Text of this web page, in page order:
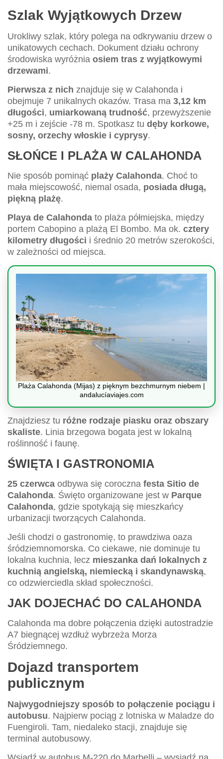
Szlak Wyjątkowych Drzew
Urokliwy szlak, który polega na odkrywaniu drzew o
unikatowych cechach. Dokument działu ochrony
środowiska wyróżnia osiem tras z wyjątkowymi
drzewami.
Pierwsza z nich znajduje się w Calahonda i
obejmuje 7 unikalnych okazów. Trasa ma 3,12 km
długości, umiarkowaną trudność, przewyższenie
+25 m i zejście -78 m. Spotkasz tu dęby korkowe,
sosny, orzechy włoskie i cyprysy.
SŁOŃCE I PLAŻA W CALAHONDA
Nie sposób pominąć plaży Calahonda. Choć to
mała miejscowość, niemal osada, posiada długą,
piękną plażę.
Playa de Calahonda to plaża półmiejska, między
portem Cabopino a plażą El Bombo. Ma ok. cztery
kilometry długości i średnio 20 metrów szerokości,
w zależności od miejsca.
Plaża Calahonda (Mijas) z pięknym bezchmurnym niebem |
andalucíaviajes.com
Znajdziesz tu różne rodzaje piasku oraz obszary
skaliste. Linia brzegowa bogata jest w lokalną
roślinność i faunę.
ŚWIĘTA I GASTRONOMIA
25 czerwca odbywa się coroczna festa Sitio de
Calahonda. Święto organizowane jest w Parque
Calahonda, gdzie spotykają się mieszkańcy
urbanizacji tworzących Calahonda.
Jeśli chodzi o gastronomię, to prawdziwa oaza
śródziemnomorska. Co ciekawe, nie dominuje tu
lokalna kuchnia, lecz mieszanka dań lokalnych z
kuchnią angielską, niemiecką i skandynawską,
co odzwierciedla skład społeczności.
JAK DOJECHAĆ DO CALAHONDA
Calahonda ma dobre połączenia dzięki autostradzie
A7 biegnącej wzdłuż wybrzeża Morza
Śródziemnego.
Dojazd transportem
publicznym
Najwygodniejszy sposób to połączenie pociągu i
autobusu. Najpierw pociąg z lotniska w Maladze do
Fuengiroli. Tam, niedaleko stacji, znajduje się
terminal autobusowy.